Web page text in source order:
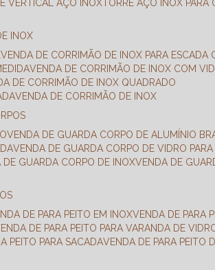
VERTICAL AÇO INOX TORRE AÇO INOX
INOX
VENDA DE CORRIMÃO DE INOX PARA ESCADA
VENDA DE CORRIMÃO DE INOX COM
DE CORRIMÃO DE INOX QUADRADO
VENDA DE CORRIMÃO DE INOX
VENDA DE GUARDA CORPO DE ALUMÍNIO
VENDA DE GUARDA CORPO DE VIDRO
DE GUARDA CORPO DE INOX
VENDA DE
DE PARA PEITO EM INOX
VENDA DE PARA
VENDA DE PARA PEITO PARA VARANDA DE
PEITO PARA SACADA
VENDA DE PARA PEITO